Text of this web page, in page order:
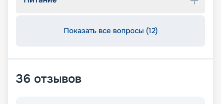
Показать все вопросы (12)
36 отзывов